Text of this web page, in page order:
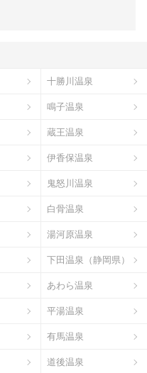
十勝川温泉
鳴子温泉
蔵王温泉
伊香保温泉
鬼怒川温泉
白骨温泉
湯河原温泉
下田温泉（静岡県）
あわら温泉
平湯温泉
有馬温泉
道後温泉